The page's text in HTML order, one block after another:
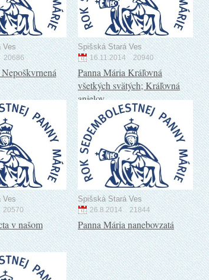
Ves
20686
Spišská Stará Ves
16.11.2014 20940
Panna Mária Kráľovná
všetkých svätých; Kráľovná
anjelov
Ves
20570
v našom
Spišská Stará Ves
26.8.2014 21844
Panna Mária nanebovzatá